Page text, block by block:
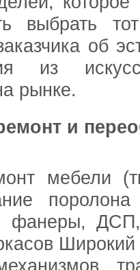
выбрать
об
из
рынке.
и
мебели
фанеры,